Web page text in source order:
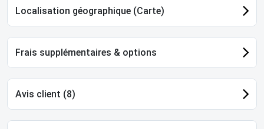
Localisation géographique (Carte)
Frais supplémentaires & options
Avis client (8)